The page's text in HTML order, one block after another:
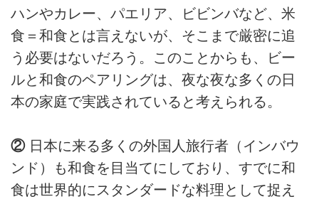
ハンやカレー、パエリア、ビビンバなど、米
食＝和食とは言えないが、そこまで厳密に追
う必要はないだろう。このことからも、ビー
ルと和食のペアリングは、夜な夜な多くの日
本の家庭で実践されていると考えられる。
②日本に来る多くの外国人旅行者（インバウ
ンド）も和食を目当てにしており、すでに和
食は世界的にスタンダードな料理として捉え